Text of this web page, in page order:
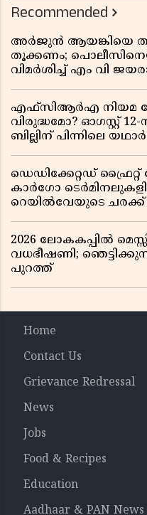
Recommended
അർജുൻ ആയങ്കിയെ
തൂക്കണം;
വിമർശിച്ച് എം വി
എഫ്സിആർഎ നിയമ
വിരുദ്ധമോ? ഓഗസ്റ്റ്
ബില്ലിന് പിന്നിലെ
ഡെഡിക്കേറ്റഡ്
കാർഗോ
റെയിൽവേയുടെ
2026 ലോകകപ്പിൽ
വധഭീഷണി;
പുറത്ത്
Home
Contact Us
Grievance Redressal
News
Jobs
Food & Recipes
Education
Aadhaar & PAN News